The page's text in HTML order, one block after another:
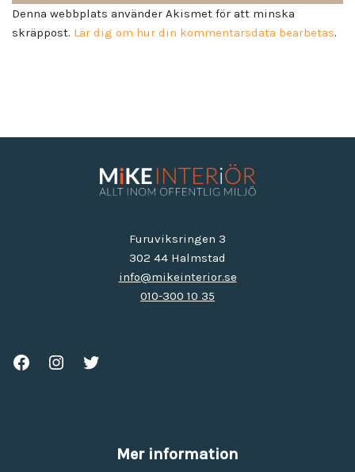
Denna webbplats använder Akismet för att minska
skräppost. Lär dig om hur din kommentarsdata bearbetas.
Furuviksringen 3
302 44 Halmstad
info@mikeinterior.se
010-300 10 35
Mer information